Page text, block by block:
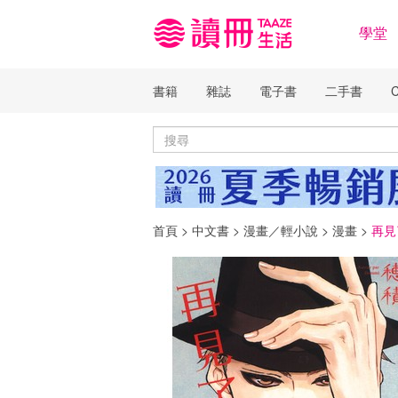
學堂
書籍 雜誌 電子書 二手書
首頁 > 中文書 > 漫畫／輕小說 > 漫畫 > 再